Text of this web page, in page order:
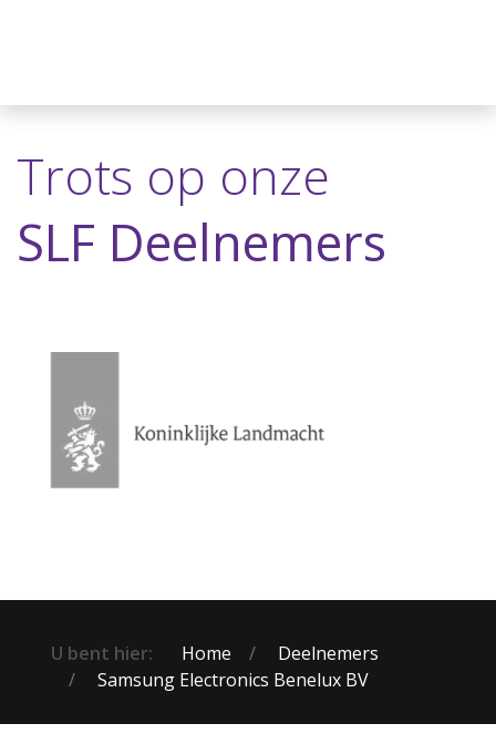
Trots op onze
SLF Deelnemers
U bent hier: Home
Deelnemers
Samsung Electronics Benelux BV